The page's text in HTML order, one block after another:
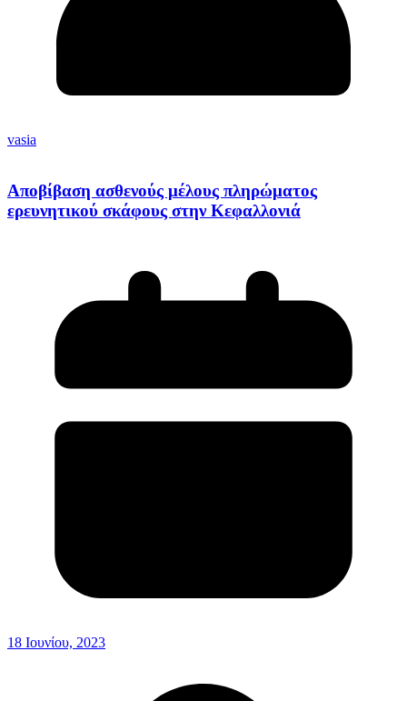
vasia
Αποβίβαση ασθενούς μέλους πληρώματος
ερευνητικού σκάφους στην Κεφαλλονιά
18 Ιουνίου, 2023